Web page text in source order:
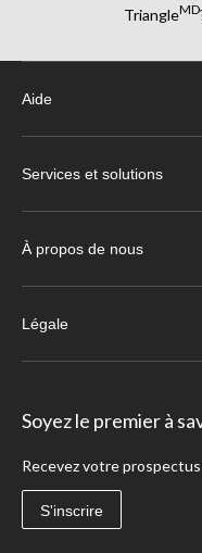
TriangleMD
Aide
Services et solutions
À propos de nous
Légale
Soyez le premier à
Recevez votre
S'inscrire